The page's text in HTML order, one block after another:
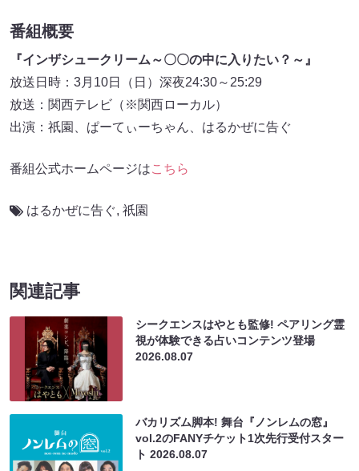
番組概要
『インザシュークリーム～〇〇の中に入りたい？～』
放送日時：3月10日（日）深夜24:30～25:29
放送：関西テレビ（※関西ローカル）
出演：祇󠄀園、ぱーてぃーちゃん、はるかぜに告ぐ
番組公式ホームページはこちら
はるかぜに告ぐ, 祇園
関連記事
シークエンスはやとも監修! ペアリング霊
視が体験できる占いコンテンツ登場
2026.08.07
バカリズム脚本! 舞台『ノンレムの窓』
vol.2のFANYチケット1次先行受付スター
ト2026.08.07